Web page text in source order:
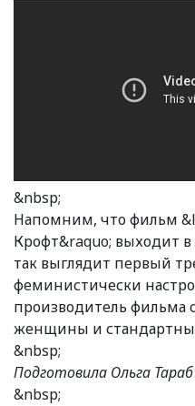
&nbsp;
Напомним, что фильм
Крофт&raquo; выходит в
так выглядит первый
феминистически
производитель фильма
женщины и
&nbsp;
Подготовила Ольга Тараб
&nbsp;